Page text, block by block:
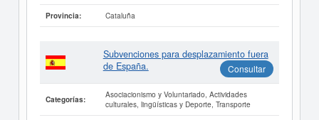
Provincia: Cataluña
Subvenciones para desplazamiento fuera
de España.
Consultar
Categorías:
Asociacionismo y Voluntariado, Actividades
culturales, lingüísticas y Deporte, Transporte